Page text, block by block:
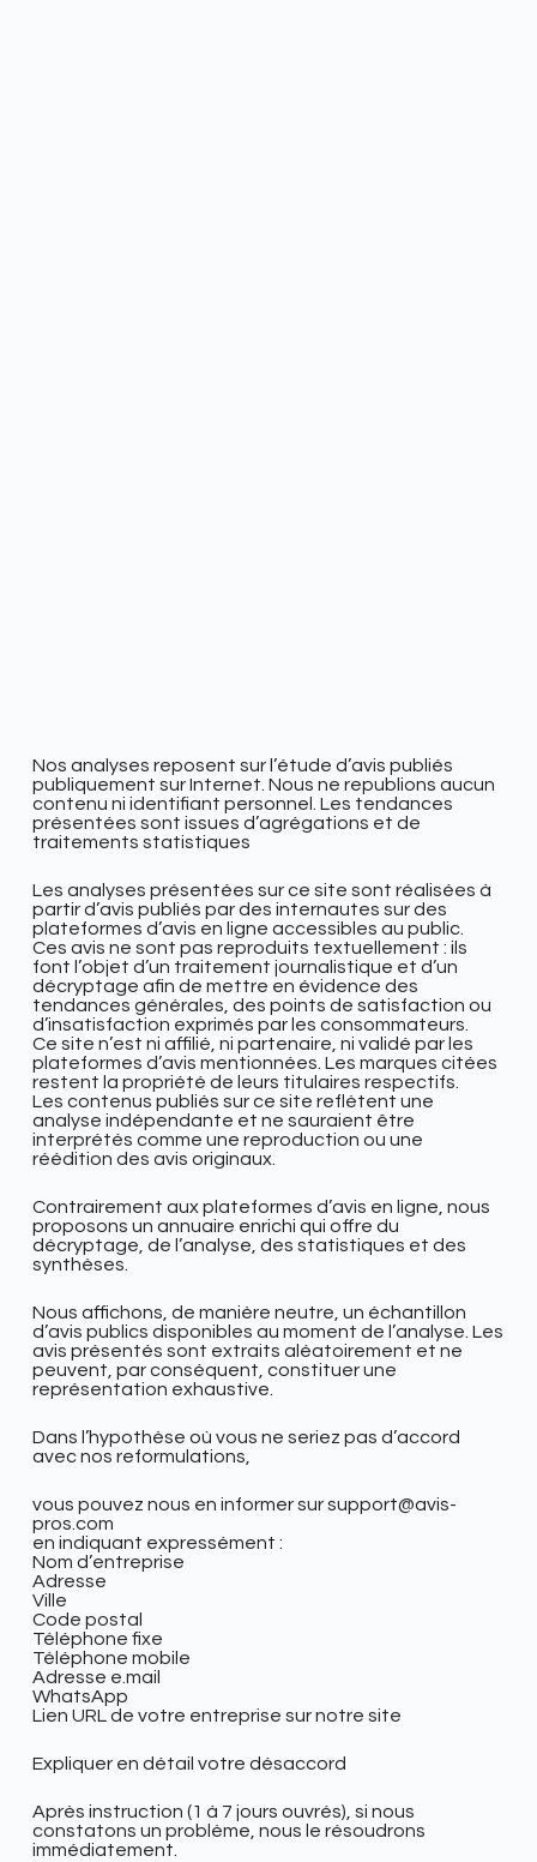
Nos analyses reposent sur l’étude d’avis publiés
publiquement sur Internet. Nous ne republions aucun
contenu ni identifiant personnel. Les tendances
présentées sont issues d’agrégations et de
traitements statistiques
Les analyses présentées sur ce site sont réalisées à
partir d’avis publiés par des internautes sur des
plateformes d’avis en ligne accessibles au public.
Ces avis ne sont pas reproduits textuellement : ils
font l’objet d’un traitement journalistique et d’un
décryptage afin de mettre en évidence des
tendances générales, des points de satisfaction ou
d’insatisfaction exprimés par les consommateurs.
Ce site n’est ni affilié, ni partenaire, ni validé par les
plateformes d’avis mentionnées. Les marques citées
restent la propriété de leurs titulaires respectifs.
Les contenus publiés sur ce site reflètent une
analyse indépendante et ne sauraient être
interprétés comme une reproduction ou une
réédition des avis originaux.
Contrairement aux plateformes d’avis en ligne, nous
proposons un annuaire enrichi qui offre du
décryptage, de l’analyse, des statistiques et des
synthèses.
Nous affichons, de manière neutre, un échantillon
d’avis publics disponibles au moment de l’analyse. Les
avis présentés sont extraits aléatoirement et ne
peuvent, par conséquent, constituer une
représentation exhaustive.
Dans l’hypothèse où vous ne seriez pas d’accord
avec nos reformulations,
vous pouvez nous en informer sur support@avis-
pros.com
en indiquant expressément :
Nom d’entreprise
Adresse
Ville
Code postal
Téléphone fixe
Téléphone mobile
Adresse e.mail
WhatsApp
Lien URL de votre entreprise sur notre site
Expliquer en détail votre désaccord
Après instruction (1 à 7 jours ouvrés), si nous
constatons un problème, nous le résoudrons
immédiatement.